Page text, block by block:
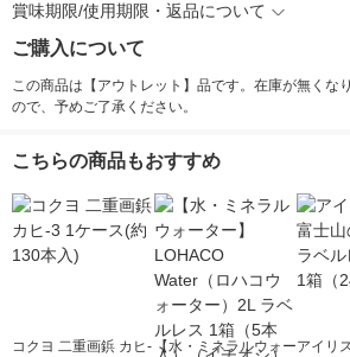
賞味期限/使用期限・返品について
ご購入について
この商品は【アウトレット】品です。在庫が無くな
ので、予めご了承ください。
こちらの商品もおすすめ
コクヨ 二重画鋲 カヒ- 【水・ミネラルウォーアイリ